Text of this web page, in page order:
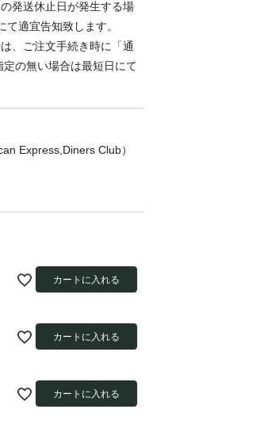
発送休止日が発生する場
て適宜告知致します。
、ご注文手続き時に「通
の無い場合は最短日にて
Express,Diners Club）
カートに入れる
カートに入れる
カートに入れる